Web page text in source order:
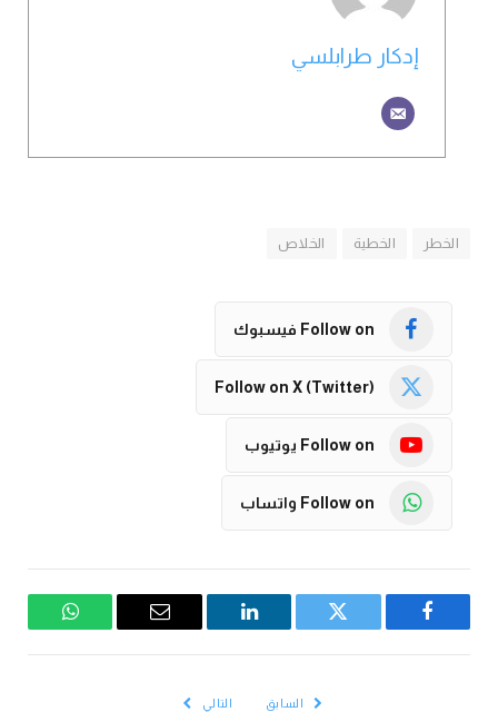
إدكار طرابلسي
الخطر الخطية الخلاص
Follow on فيسبوك
Follow on X (Twitter)
Follow on يوتيوب
Follow on واتساب
فيسبوك تويتر لينكدإن
البريد
واتساب
السابق التالي